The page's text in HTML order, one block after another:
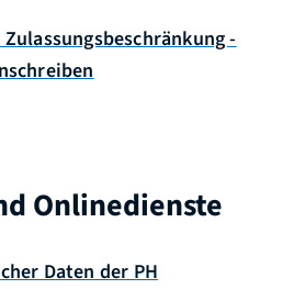
-
Onlinedienste
Daten der PH